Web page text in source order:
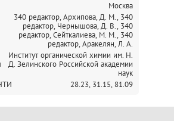
Москва
340 редактор, Архипова, Д. М., 340
редактор, Чернышова, Д. В., 340
редактор, Сейткалиева, М. М., 340
редактор, Аракелян, Л. А.
Институт органической химии им. Н.
Д. Зелинского Российской академии
наук
28.23, 31.15, 81.09